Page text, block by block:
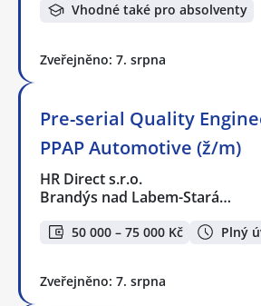
Vhodné také pro absolventy
Zveřejněno: 7. srpna
Pre-serial Quality
PPAP Automotive (ž/m)
HR Direct s.r.o.
Brandýs nad Labem-Stará…
50 000 – 75 000 Kč Plný
Zveřejněno: 7. srpna